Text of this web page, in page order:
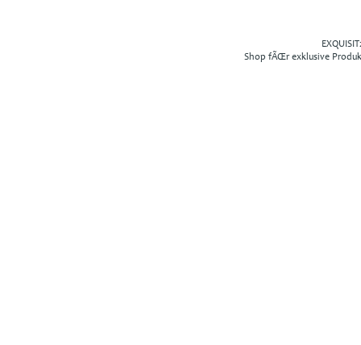
Shop fÃŒr exklusive